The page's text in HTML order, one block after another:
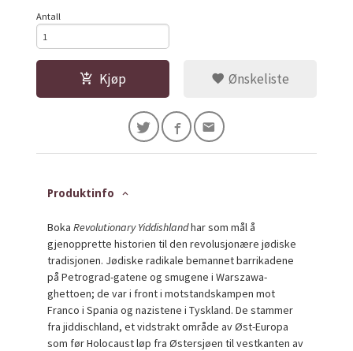
Antall
Kjøp Ønskeliste
Produktinfo
BokaRevolutionary Yiddishlandhar som mål å
gjenopprette historien til den revolusjonære jødiske
tradisjonen. Jødiske radikale bemannet barrikadene
på Petrograd-gatene og smugene i Warszawa-
ghettoen; de var i front i motstandskampen mot
Franco i Spania og nazistene i Tyskland. De stammer
fra jiddischland, et vidstrakt område av Øst-Europa
som før Holocaust løp fra Østersjøen til vestkanten av